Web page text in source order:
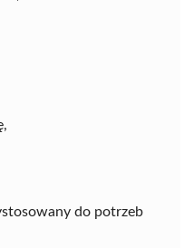
do potrzeb